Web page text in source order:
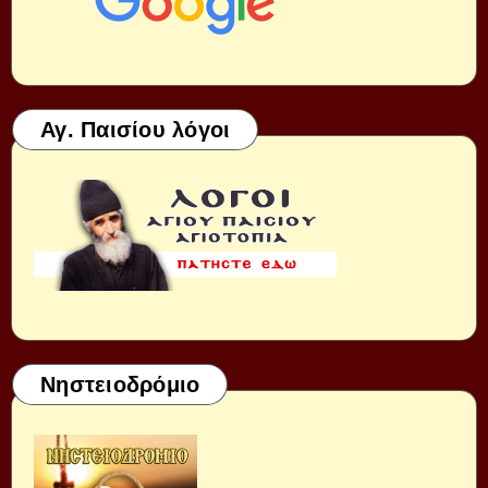
Αγ. Παισίου λόγοι
Νηστειοδρόμιο